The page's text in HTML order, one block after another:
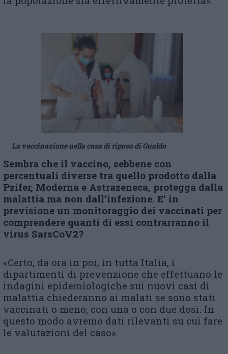
La vaccinazione nella casa di riposo di Gualdo
Sembra che il vaccino, sebbene con
percentuali diverse tra quello prodotto dalla
Pzifer, Moderna e Astrazeneca, protegga dalla
malattia ma non dall’infezione. E’ in
previsione un monitoraggio dei vaccinati per
comprendere quanti di essi contrarranno il
virus SarsCoV2?
«Certo, da ora in poi, in tutta Italia, i
dipartimenti di prevenzione che effettuano le
indagini epidemiologiche sui nuovi casi di
malattia chiederanno ai malati se sono stati
vaccinati o meno, con una o con due dosi. In
questo modo avremo dati rilevanti su cui fare
le valutazioni del caso».